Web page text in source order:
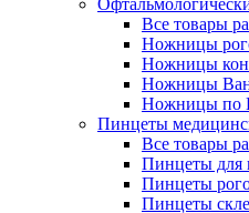
Все товары
Ножницы
Ножницы
Ножницы
Ножницы по
Пинцеты
Все товары
Пинцеты для
Пинцеты
Пинцеты